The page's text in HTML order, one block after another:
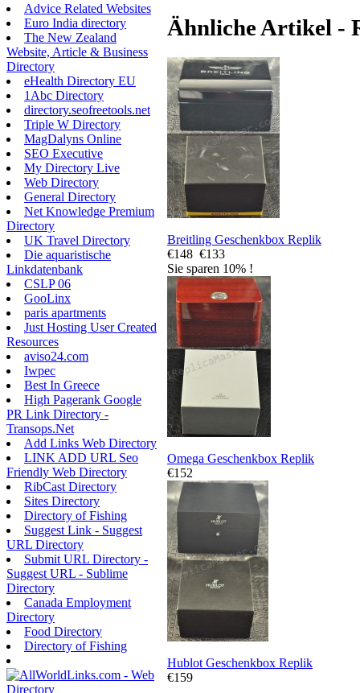
Advice Related Websites
Euro India directory
The New Zealand
Website, Article & Business
Directory
eHealth Directory EU
1Abc Directory
directory.seofreetools.net
Triple W Directory
MagDalyns Online
SEO Executive
My Directory Live
Web Directory
General Directory
Net Knowledge Premium
Directory
UK Travel Directory
Die aquaristische
Linkdatenbank
CSLP 06
GooLinx
paris apartments
Just Hosting User Created
Resources
aviso24.com
Iwpec
Best In Greece
High Pagerank Google
PR Link Directory -
Transops.Net
Add Links Web Directory
LINK ADD URL Seo
Friendly Web Directory
RibCast Directory
Sites Directory
Directory of Fishing
Suggest Link - Suggest
URL Directory
Submit URL Directory -
Suggest URL - Sublime
Directory
Canada Employment
Directory
Food Directory
Directory of Fishing
Ähnliche Artikel -
Breitling Geschenkbox Replik
€148 €133
Sie sparen 10% !
Omega Geschenkbox Replik
€152
Hublot Geschenkbox Replik
€159